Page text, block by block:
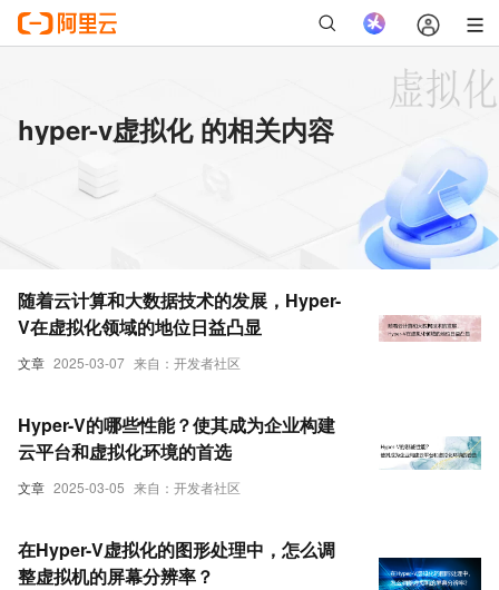
hyper-v虚拟化 的相关内容
文章 2025-03-07 来自：开发者社区
随着云计算和大数据技术的发展，Hyper-
V在虚拟化领域的地位日益凸显
文章 2025-03-05 来自：开发者社区
Hyper-V的哪些性能？使其成为企业构建
云平台和虚拟化环境的首选
在Hyper-V虚拟化的图形处理中，怎么调
整虚拟机的屏幕分辨率？